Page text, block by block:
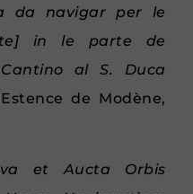
da navigar per le
in le parte de
al S. Duca
de Modène,
et Aucta Orbis